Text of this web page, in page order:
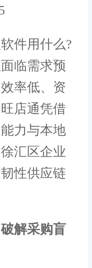
件用什么?
临需求预
率低、资
店通凭借
力与本地
汇区企业
性供应链
解采购盲